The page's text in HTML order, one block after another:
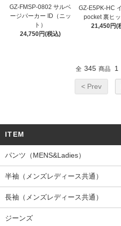
GZ-FMSP-0802 サルベ
ージパーカー ID（ニッ
ト）
24,750円(税込)
GZ-E5PK-HC
pocket 裏ヒ
21,450円(
全 345 商品 1
< Prev
ITEM
パンツ（MENS&Ladies）
半袖（メンズレディース共通）
長袖（メンズレディース共通）
ジーンズ